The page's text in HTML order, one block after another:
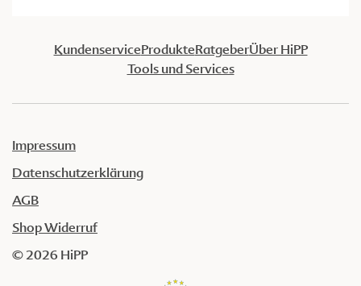
KundenserviceProdukteRatgeberÜber HiPP
Tools und Services
Impressum
Datenschutzerklärung
AGB
Shop Widerruf
© 2026 HiPP